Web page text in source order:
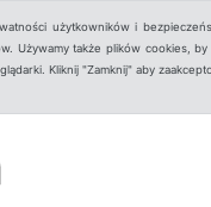
użytkowników i
Używamy także plików cookies,
Kliknij "Zamknij" aby